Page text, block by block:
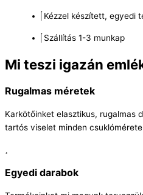
Kézzel készített, egyedi
Szállítás 1-3 munkap
Mi teszi igazán
Rugalmas méretek
Karkötőinket elasztikus, rugalmas
tartós viselet minden
Egyedi darabok